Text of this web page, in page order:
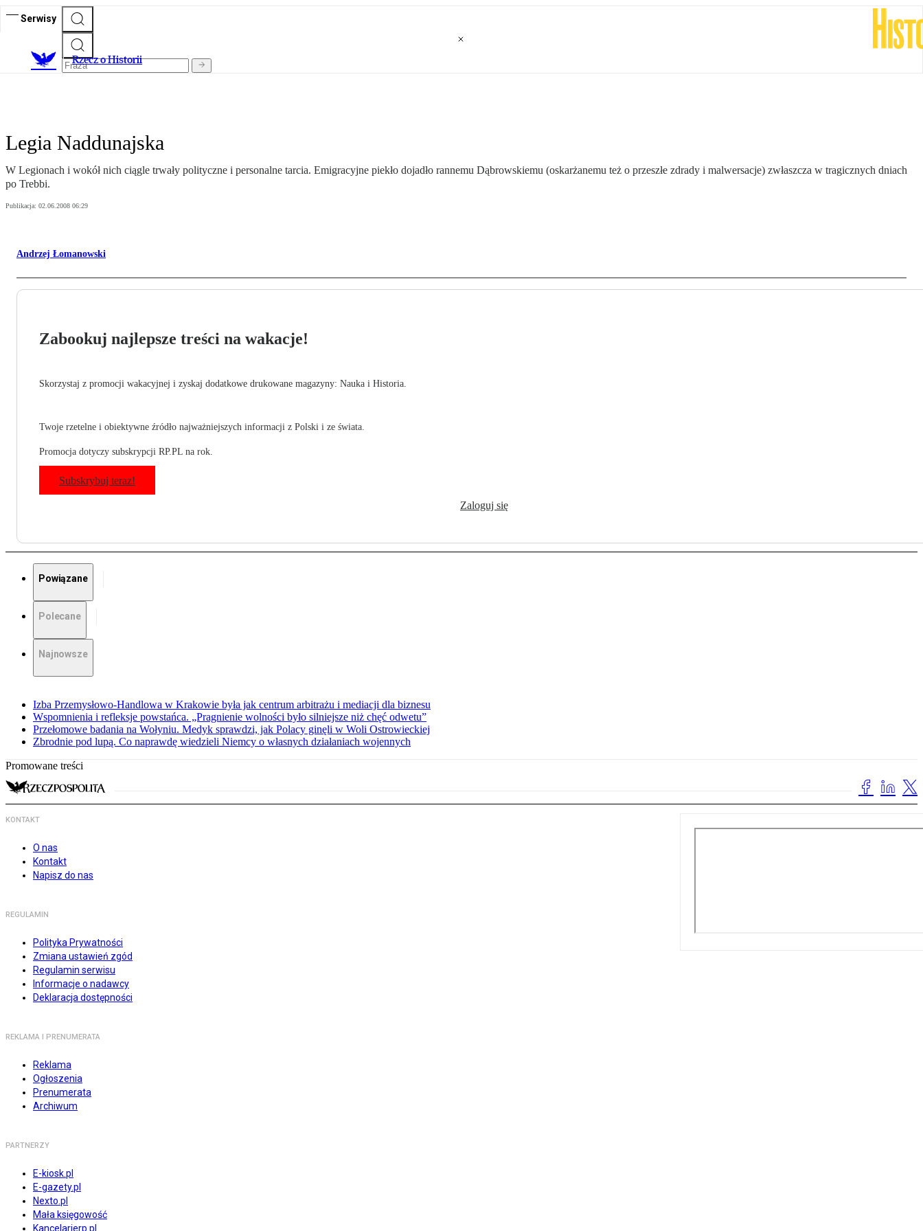
Serwisy
Rzecz o Historii
Legia Naddunajska
W Legionach i wokół nich ciągle trwały polityczne i personalne tarcia. Emigracyjne piekło dojadło rannemu Dąbrowskiemu (oskarżanemu też o przeszłe zdrady i malwersacje) zwłaszcza w tragicznych dniach
po Trebbi.
Publikacja: 02.06.2008 06:29
Andrzej Łomanowski
Zabookuj najlepsze treści na wakacje!
Skorzystaj z promocji wakacyjnej i zyskaj dodatkowe drukowane magazyny: Nauka i Historia.
Twoje rzetelne i obiektywne źródło najważniejszych informacji z Polski i ze świata.
Promocja dotyczy subskrypcji RP.PL na rok.
Subskrybuj teraz!
Zaloguj się
Powiązane
Polecane
Najnowsze
Izba Przemysłowo-Handlowa w Krakowie była jak centrum arbitrażu i mediacji dla biznesu
Wspomnienia i refleksje powstańca. „Pragnienie wolności było silniejsze niż chęć odwetu”
Przełomowe badania na Wołyniu. Medyk sprawdzi, jak Polacy ginęli w Woli Ostrowieckiej
Zbrodnie pod lupą. Co naprawdę wiedzieli Niemcy o własnych działaniach wojennych
Promowane treści
KONTAKT
O nas
Kontakt
Napisz do nas
REGULAMIN
Polityka Prywatności
Zmiana ustawień zgód
Regulamin serwisu
Informacje o nadawcy
Deklaracja dostępności
REKLAMA I PRENUMERATA
Reklama
Ogłoszenia
Prenumerata
Archiwum
PARTNERZY
E-kiosk.pl
E-gazety.pl
Nexto.pl
Mała księgowość
Kancelarierp.pl